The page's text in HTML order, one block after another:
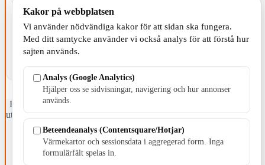
KOMMUNEN
Fristående webbtidningsföretag grundat 1991 som sedan 2002 ger
ut tidningen Skillingaryd.nu och 2010 lanserades Värnamo.nu. Från
april 2026 omfattar Skillingaryd.nu tre kommuner: Gnosjö,
Värnamo och Vaggeryds kommun.
Kontakta oss
Kakor på webbplatsen
Vi använder nödvändiga kakor för att sidan ska fungera.
Med ditt samtycke använder vi också analys för att förstå hur
sajten används.
Analys (Google Analytics)
Hjälper oss se sidvisningar, navigering och hur annonser
används.
Beteendeanalys (Contentsquare/Hotjar)
Värmekartor och sessionsdata i aggregerad form. Inga
formulärfält spelas in.